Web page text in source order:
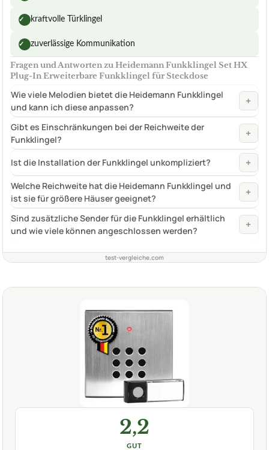
✓ kraftvolle Türklingel
✓ zuverlässige Kommunikation
Fragen und Antworten zu Heidemann Funkklingel Set HX
Plug-In Erweiterbare Funkklingel für Steckdose
Wie viele Melodien bietet die Heidemann Funkklingel
und kann ich diese anpassen?
+
Gibt es Einschränkungen bei der Reichweite der
Funkklingel?
+
Ist die Installation der Funkklingel unkompliziert? +
Welche Reichweite hat die Heidemann Funkklingel und
ist sie für größere Häuser geeignet?
+
Sind zusätzliche Sender für die Funkklingel erhältlich
und wie viele können angeschlossen werden?
+
test-vergleiche.com
2,2
GUT